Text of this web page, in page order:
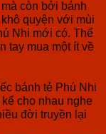
còn bởi bánh
quyện với mùi
Nhi mới có. Thế
tay mua một ít về
bánh tẻ Phú Nhi
cho nhau nghe
đời truyền lại